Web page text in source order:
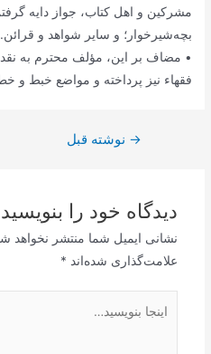
مشرکین و اهل کتاب، جواز دایه
بچه‌‌شیر‌خوار؛ و سایر شواهد و قرائن.
• مضاف بر این، مؤلف محترم به نقد
فقهاء نیز پرداخته و مواضع خبط و
راهبری
→ نوشته قبل
دیدگاه‌ خود را بنویسید
نشانی ایمیل شما منتشر نخواهد
علامت‌گذاری شده‌اند *
بنویسید…